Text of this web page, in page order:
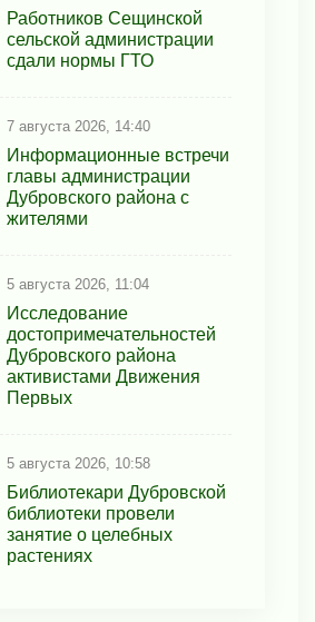
Работников Сещинской
сельской администрации
сдали нормы ГТО
7 августа 2026, 14:40
Информационные встречи
главы администрации
Дубровского района с
жителями
5 августа 2026, 11:04
Исследование
достопримечательностей
Дубровского района
активистами Движения
Первых
5 августа 2026, 10:58
Библиотекари Дубровской
библиотеки провели
занятие о целебных
растениях